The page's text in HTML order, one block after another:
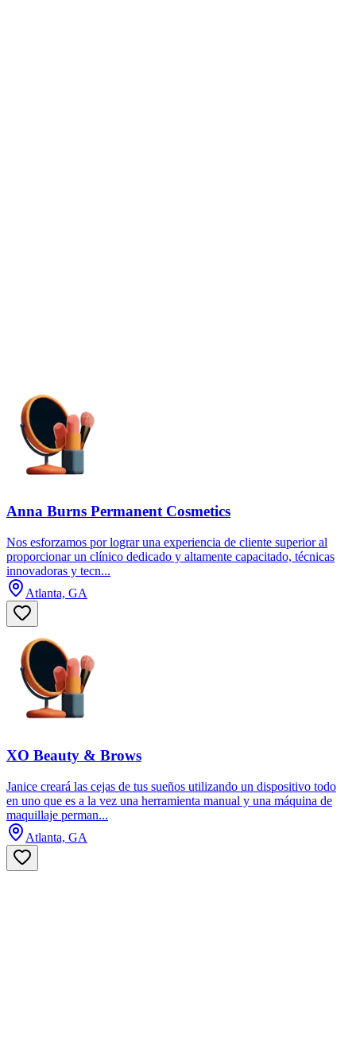
Anna Burns Permanent Cosmetics
Nos esforzamos por lograr una experiencia de cliente superior al
proporcionar un clínico dedicado y altamente capacitado, técnicas
innovadoras y tecn...
Atlanta, GA
XO Beauty & Brows
Janice creará las cejas de tus sueños utilizando un dispositivo todo
en uno que es a la vez una herramienta manual y una máquina de
maquillaje perman...
Atlanta, GA